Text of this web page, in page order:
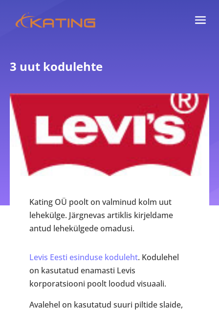
3 uut kodulehte
Kating OÜ poolt on valminud kolm uut
lehekülge. Järgnevas artiklis kirjeldame
antud lehekülgede omadusi.
Levis Eesti esinduse koduleht. Kodulehel
on kasutatud enamasti Levis
korporatsiooni poolt loodud visuaali.
Avalehel on kasutatud suuri piltide slaide,